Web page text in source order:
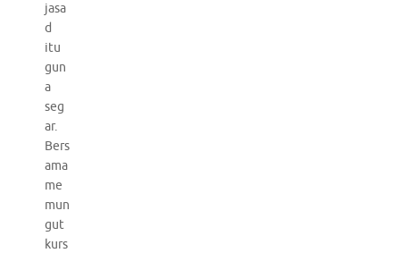
jasa
d
itu
gun
a
seg
ar.
Bers
ama
me
mun
gut
kurs